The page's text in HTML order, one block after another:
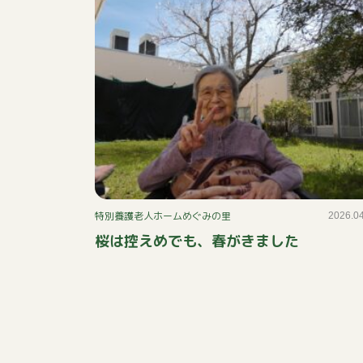
特別養護老人ホームめぐみの里
桜は控えめでも、春がきました